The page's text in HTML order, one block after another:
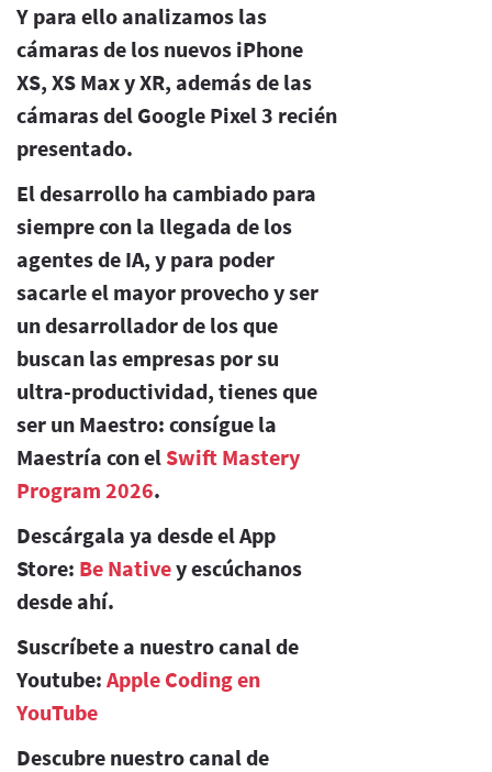
Y para ello analizamos las
cámaras de los nuevos iPhone
XS, XS Max y XR, además de las
cámaras del Google Pixel 3 recién
presentado.
El desarrollo ha cambiado para
siempre con la llegada de los
agentes de IA, y para poder
sacarle el mayor provecho y ser
un desarrollador de los que
buscan las empresas por su
ultra-productividad, tienes que
ser un Maestro: consígue la
Maestría con el Swift Mastery
Program 2026.
Descárgala ya desde el App
Store: Be Nativey escúchanos
desde ahí.
Suscríbete a nuestro canal de
Youtube: Apple Coding en
YouTube
Descubre nuestro canal de